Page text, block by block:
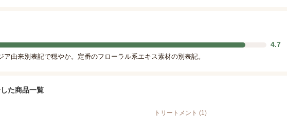
4.7
由来別表記で穏やか。定番のフローラル系エキス素材の別表記。
た商品一覧
トリートメント (1)